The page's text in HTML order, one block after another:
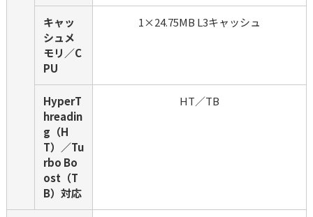
キャッ
シュメ
モリ／C
PU
1×24.75MB L3キャッシュ
HyperT
hreadin
g（H
T）／Tu
rbo Bo
ost（T
B）対応
HT／TB